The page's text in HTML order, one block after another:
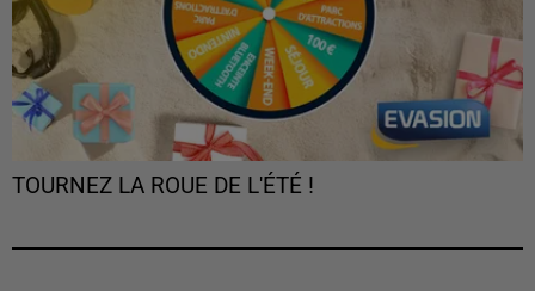
TOURNEZ LA ROUE DE L'ÉTÉ !